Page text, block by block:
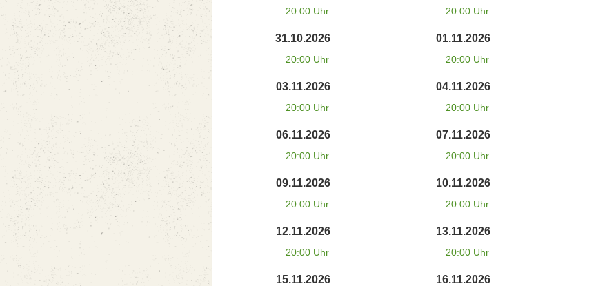
20:00 Uhr 20:00 Uhr
31.10.2026
20:00 Uhr
01.11.2026
20:00 Uhr
03.11.2026
20:00 Uhr
04.11.2026
20:00 Uhr
06.11.2026
20:00 Uhr
07.11.2026
20:00 Uhr
09.11.2026
20:00 Uhr
10.11.2026
20:00 Uhr
12.11.2026
20:00 Uhr
13.11.2026
20:00 Uhr
15.11.2026 16.11.2026